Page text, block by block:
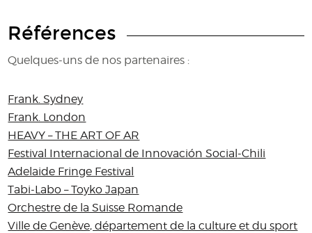
Références
Quelques-uns de nos partenaires :
Frank. Sydney
Frank. London
HEAVY – THE ART OF AR
Festival Internacional de Innovación Social-Chili
Adelaide Fringe Festival
Tabi-Labo – Toyko Japan
Orchestre de la Suisse Romande
Ville de Genève, département de la culture et du sport